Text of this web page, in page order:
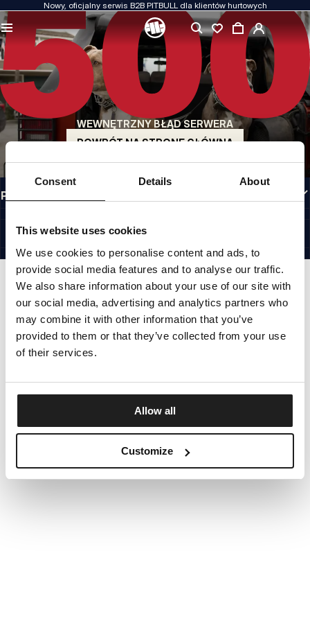
Consent Details About
This website uses cookies
We use cookies to personalise content and ads, to
provide social media features and to analyse our traffic.
We also share information about your use of our site with
our social media, advertising and analytics partners who
may combine it with other information that you’ve
provided to them or that they’ve collected from your use
of their services.
Allow all
Customize
Nowy, oficjalny serwis B2B PITBULL dla klientów hurtowych
WEWNĘTRZNY BŁĄD SERWERA
POWRÓT NA STRONĘ GŁÓWNĄ
JAKOŚĆ TO DLA NAS PRIORYTET
Naszą odzież produkujemy z pasją. Nie idziemy na kompromis w kwestiach
wytrzymałości, długowieczności materiałów i dbałości o detal.
US ORIGIN
Nasze korzenie sięgają San Diego z początku lat 90-tych XX wieku. Nasz styl jest
surowy, autentyczny i bezkompromisowy.
MARKA Z CHARAKTEREM
Nasze kolekcje wybierają sportowcy, fighterzy i uparci indywidualiści.
INFORMACJE
PRZYDATNE LINKI
©1997 - 2026 PITBULL SP. Z O.O. ALL RIGHTS RESERVED.
SITE CREDITS
IDŹ DO GÓRY